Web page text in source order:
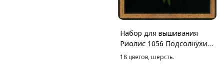
Набор для вышивания
Риолис 1056 Подсолнухи
на черной канве, 25*50 см
18 цветов, шерсть.